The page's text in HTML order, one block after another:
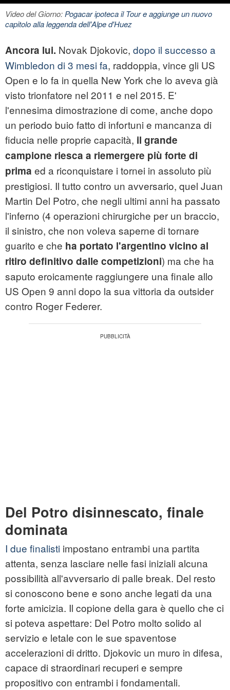
Video del Giorno:Pogacar ipoteca il Tour e aggiunge un nuovo
capitolo alla leggenda dell'Alpe d'Huez
Ancora lui. Novak Djokovic, dopo il successo a
Wimbledon di 3 mesi fa, raddoppia, vince gli US
Open e lo fa in quella New York che lo aveva già
visto trionfatore nel 2011 e nel 2015. E'
l'ennesima dimostrazione di come, anche dopo
un periodo buio fatto di infortuni e mancanza di
fiducia nelle proprie capacità, il grande
campione riesca a riemergere più forte di
prima ed a riconquistare i tornei in assoluto più
prestigiosi. Il tutto contro un avversario, quel Juan
Martin Del Potro, che negli ultimi anni ha passato
l'inferno (4 operazioni chirurgiche per un braccio,
il sinistro, che non voleva saperne di tornare
guarito e che ha portato l'argentino vicino al
ritiro definitivo dalle competizioni) ma che ha
saputo eroicamente raggiungere una finale allo
US Open 9 anni dopo la sua vittoria da outsider
contro Roger Federer.
Del Potro disinnescato, finale
dominata
I due finalisti impostano entrambi una partita
attenta, senza lasciare nelle fasi iniziali alcuna
possibilità all'avversario di palle break. Del resto
si conoscono bene e sono anche legati da una
forte amicizia. Il copione della gara è quello che ci
si poteva aspettare: Del Potro molto solido al
servizio e letale con le sue spaventose
accelerazioni di dritto. Djokovic un muro in difesa,
capace di straordinari recuperi e sempre
propositivo con entrambi i fondamentali.